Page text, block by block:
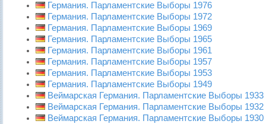
Германия. Парламентские Выборы 1976
Германия. Парламентские Выборы 1972
Германия. Парламентские Выборы 1969
Германия. Парламентские Выборы 1965
Германия. Парламентские Выборы 1961
Германия. Парламентские Выборы 1957
Германия. Парламентские Выборы 1953
Германия. Парламентские Выборы 1949
Веймарская Германия. Парламентские Выборы 1933
Веймарская Германия. Парламентские Выборы
Веймарская Германия. Парламентские Выборы 1930